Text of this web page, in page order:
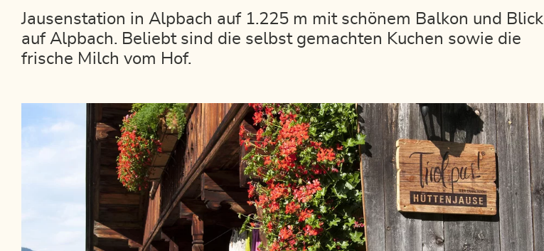
Jausenstation in Alpbach auf 1.225 m mit schönem Balkon und Blick
auf Alpbach. Beliebt sind die selbst gemachten Kuchen sowie die
frische Milch vom Hof.